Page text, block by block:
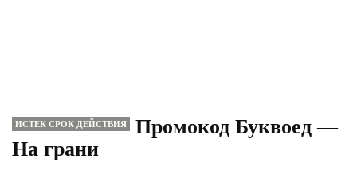
ИСТЕК СРОК ДЕЙСТВИЯ
Промокод Буквоед —
На грани